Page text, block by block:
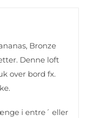
Bronze
Denne loft
over bord fx.
i entre´ eller